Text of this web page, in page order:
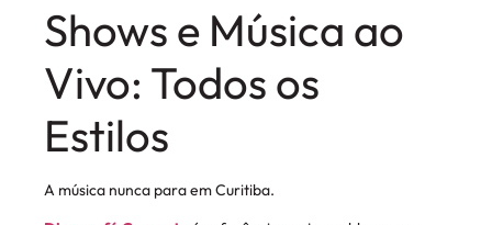
Shows e Música ao
Vivo: Todos os
Estilos
A música nunca para em Curitiba.